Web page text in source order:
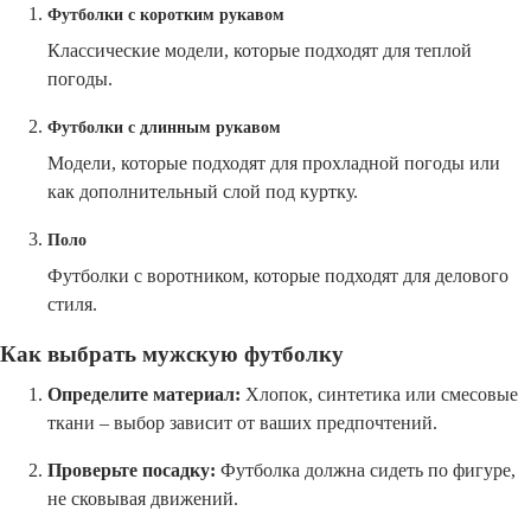
Футболки с коротким рукавом
Классические модели, которые подходят для теплой
погоды.
Футболки с длинным рукавом
Модели, которые подходят для прохладной погоды или
как дополнительный слой под куртку.
Поло
Футболки с воротником, которые подходят для делового
стиля.
Как выбрать мужскую футболку
Определите материал: Хлопок, синтетика или смесовые
ткани – выбор зависит от ваших предпочтений.
Проверьте посадку: Футболка должна сидеть по фигуре,
не сковывая движений.